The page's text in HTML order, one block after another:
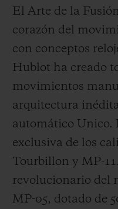
El Arte de la
corazón del
con conceptos
Hublot ha creado
movimientos
arquitectura
automático Unico.
exclusiva de los
Tourbillon y MP-
revolucionario del
MP-05, dotado de